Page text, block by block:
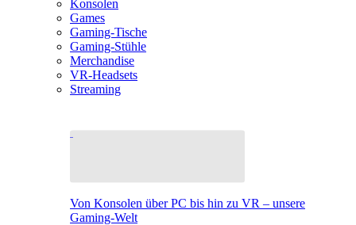
Konsolen
Games
Gaming-Tische
Gaming-Stühle
Merchandise
VR-Headsets
Streaming
Von Konsolen über PC bis hin zu VR – unsere
Gaming-Welt